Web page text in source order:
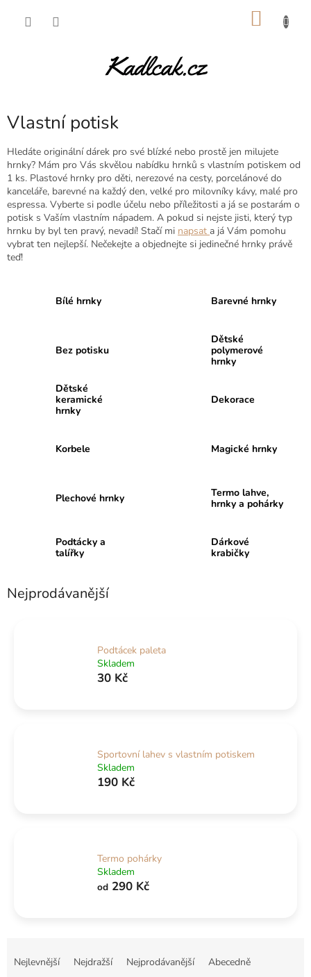
Vlastní potisk
Hledáte originální dárek pro své blízké nebo prostě jen milujete
hrnky? Mám pro Vás skvělou nabídku hrnků s vlastním potiskem od
1 ks. Plastové hrnky pro děti, nerezové na cesty, porcelánové do
kanceláře, barevné na každý den, velké pro milovníky kávy, malé pro
espressa. Vyberte si podle účelu nebo příležitosti a já se postarám o
potisk s Vaším vlastním nápadem. A pokud si nejste jisti, který typ
hrnku by byl ten pravý, nevadí! Stačí mi napsat a já Vám pomohu
vybrat ten nejlepší. Nečekejte a objednejte si jedinečné hrnky právě
teď!
Bílé hrnky Barevné hrnky
Bez potisku
Dětské
polymerové
hrnky
Dětské
keramické
hrnky
Dekorace
Korbele Magické hrnky
Plechové hrnky
Termo lahve,
hrnky a pohárky
Podtácky a
talířky
Dárkové
krabičky
Nejprodávanější
Podtácek paleta
Skladem
30 Kč
Sportovní lahev s vlastním potiskem
Skladem
190 Kč
Termo pohárky
Skladem
od 290 Kč
Nejlevnější Nejdražší Nejprodávanější Abecedně